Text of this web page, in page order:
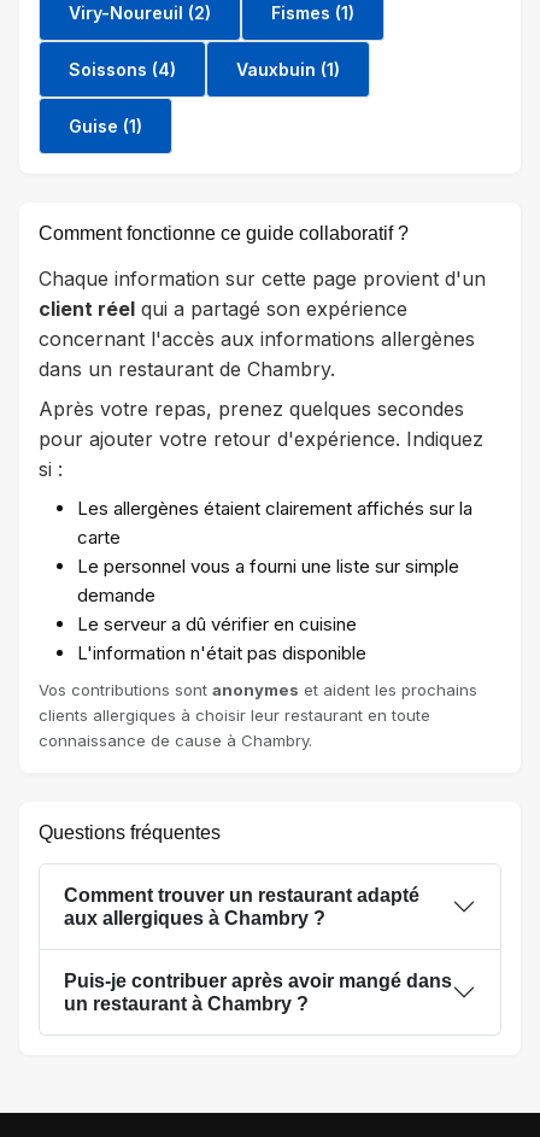
Viry-Noureuil (2) Fismes (1)
Soissons (4) Vauxbuin (1)
Guise (1)
Comment fonctionne ce guide collaboratif ?
Chaque information sur cette page provient d'un
client réel qui a partagé son expérience
concernant l'accès aux informations allergènes
dans un restaurant de Chambry.
Après votre repas, prenez quelques secondes
pour ajouter votre retour d'expérience. Indiquez
si :
Les allergènes étaient clairement affichés sur la
carte
Le personnel vous a fourni une liste sur simple
demande
Le serveur a dû vérifier en cuisine
L'information n'était pas disponible
Vos contributions sont anonymes et aident les prochains
clients allergiques à choisir leur restaurant en toute
connaissance de cause à Chambry.
Questions fréquentes
Comment trouver un restaurant adapté
aux allergiques à Chambry ?
Puis-je contribuer après avoir mangé dans
un restaurant à Chambry ?